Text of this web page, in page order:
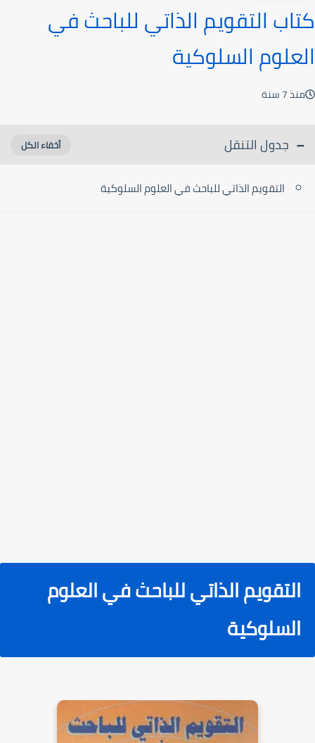
كتاب التقويم الذاتي للباحث في
العلوم السلوكية
منذ 7 سنة
جدول التنقل
التقويم الذاتي للباحث في العلوم السلوكية
التقويم الذاتي للباحث في العلوم
السلوكية